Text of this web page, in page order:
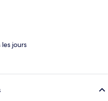
jours